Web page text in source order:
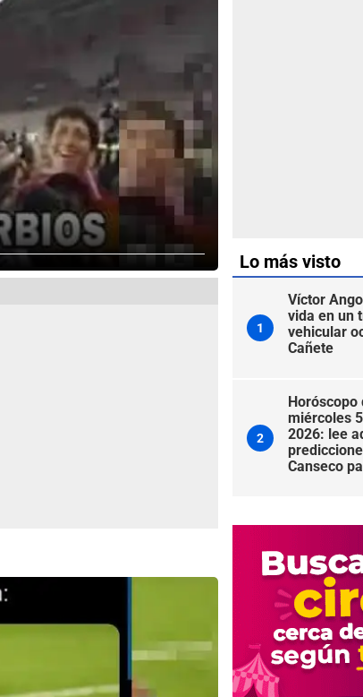
Lo más visto
1
Víctor
vida en un
vehicular
Cañete
2
Horóscopo
miércoles
2026: lee
Canseco